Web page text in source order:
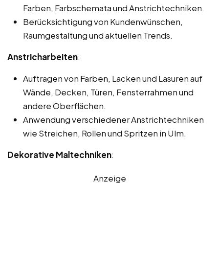
Farben, Farbschemata und Anstrichtechniken.
Berücksichtigung von Kundenwünschen,
Raumgestaltung und aktuellen Trends.
Anstricharbeiten:
Auftragen von Farben, Lacken und Lasuren auf
Wände, Decken, Türen, Fensterrahmen und
andere Oberflächen.
Anwendung verschiedener Anstrichtechniken
wie Streichen, Rollen und Spritzen in Ulm.
Dekorative Maltechniken:
Anzeige